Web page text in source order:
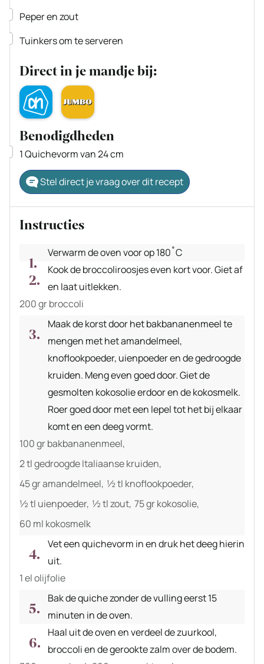
▢
Peper en zout
▢
Tuinkers om te serveren
Direct in je mandje bij:
Benodigdheden
▢
1 Quichevorm van 24 cm
Stel direct je vraag over dit recept
Instructies
Verwarm de oven voor op 180˚C
Kook de broccoliroosjes even kort voor. Giet af
en laat uitlekken.
200 gr broccoli
Maak de korst door het bakbananenmeel te
mengen met het amandelmeel,
knoflookpoeder, uienpoeder en de gedroogde
kruiden. Meng even goed door. Giet de
gesmolten kokosolie erdoor en de kokosmelk.
Roer goed door met een lepel tot het bij elkaar
komt en een deeg vormt.
100 gr bakbananenmeel,
2 tl gedroogde Italiaanse kruiden,
45 gr amandelmeel, ½ tl knoflookpoeder,
½ tl uienpoeder, ½ tl zout, 75 gr kokosolie,
60 ml kokosmelk
Vet een quichevorm in en druk het deeg hierin
uit.
1 el olijfolie
Bak de quiche zonder de vulling eerst 15
minuten in de oven.
Haal uit de oven en verdeel de zuurkool,
broccoli en de gerookte zalm over de bodem.